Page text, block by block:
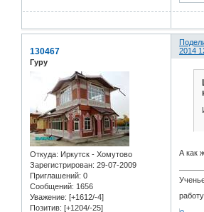
2014
130467
Гуру
Откуда: Иркутск - Хомутово
Зарегистрирован: 29-07-2009
Приглашений: 0
Сообщений: 1656
Уважение: [+1612/-4]
Позитив: [+1204/-25]
А как